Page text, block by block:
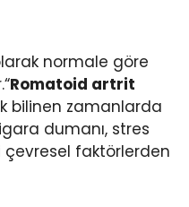
normale göre
Romatoid artrit
bilinen zamanlarda
dumanı, stres
faktörlerden